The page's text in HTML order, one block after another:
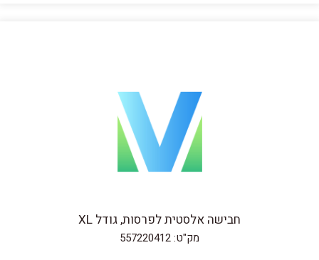
חבישה אלסטית לפרסות, גודל XL
מק"ט: 557220412